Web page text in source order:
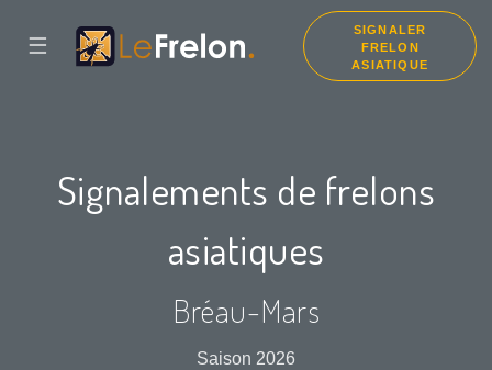
☰
SIGNALER
FRELON
ASIATIQUE
Signalements de frelons
asiatiques
Bréau-Mars
Saison 2026